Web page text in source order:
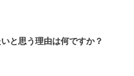
と思う理由は何ですか？